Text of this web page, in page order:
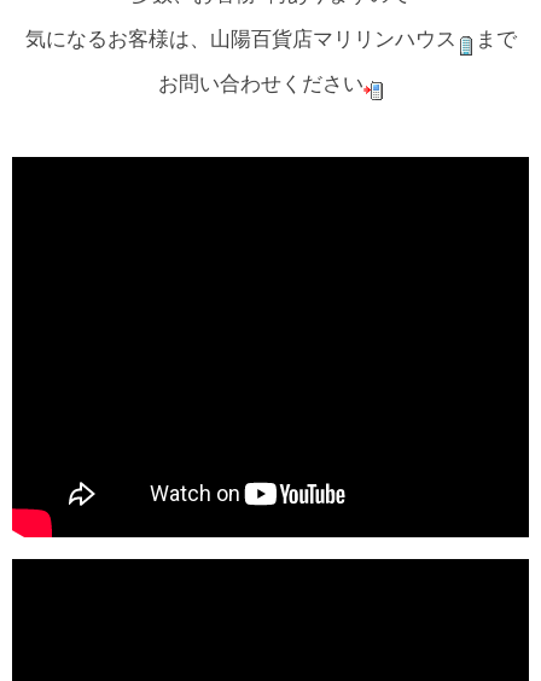
気になるお客様は、山陽百貨店マリリンハウス
まで
お問い合わせください